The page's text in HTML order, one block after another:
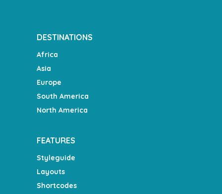
DESTINATIONS
Africa
Asia
Europe
South America
North America
FEATURES
Styleguide
Layouts
Shortcodes